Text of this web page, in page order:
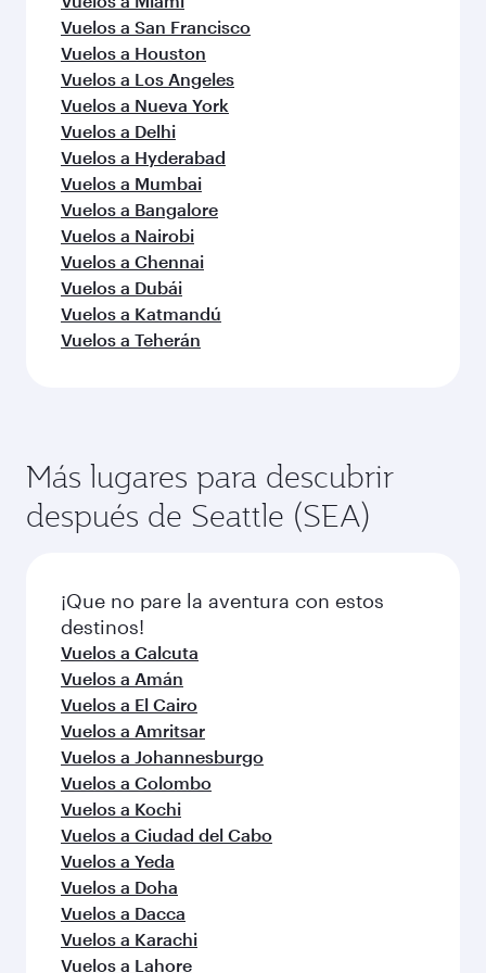
Vuelos a San Francisco
Vuelos a Houston
Vuelos a Los Angeles
Vuelos a Nueva York
Vuelos a Delhi
Vuelos a Hyderabad
Vuelos a Mumbai
Vuelos a Bangalore
Vuelos a Nairobi
Vuelos a Chennai
Vuelos a Dubái
Vuelos a Katmandú
Vuelos a Teherán
Más lugares para descubrir
después de Seattle (SEA)
¡Que no pare la aventura con estos
destinos!
Vuelos a Calcuta
Vuelos a Amán
Vuelos a El Cairo
Vuelos a Amritsar
Vuelos a Johannesburgo
Vuelos a Colombo
Vuelos a Kochi
Vuelos a Ciudad del Cabo
Vuelos a Yeda
Vuelos a Doha
Vuelos a Dacca
Vuelos a Karachi
Vuelos a Lahore